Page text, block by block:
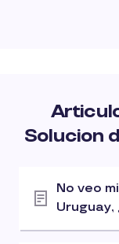
Solucion
No veo